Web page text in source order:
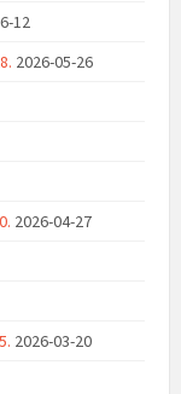
12
2026-05-26
2026-04-27
2026-03-20